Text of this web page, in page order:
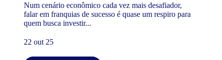
Num cenário econômico cada vez mais desafiador,
falar em franquias de sucesso é quase um respiro para
quem busca investir...
22 out 25